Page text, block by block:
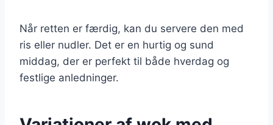
Når retten er færdig, kan du servere den med
ris eller nudler. Det er en hurtig og sund
middag, der er perfekt til både hverdag og
festlige anledninger.